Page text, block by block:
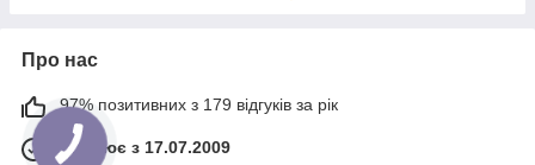
Про нас
97% позитивних з 179 відгуків за рік
Працює з 17.07.2009